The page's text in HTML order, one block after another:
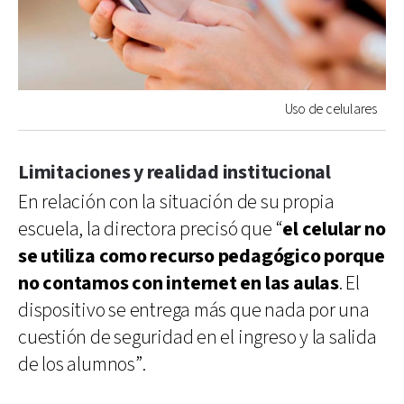
Uso de celulares
Limitaciones y realidad institucional
En relación con la situación de su propia
escuela, la directora precisó que “el celular no
se utiliza como recurso pedagógico porque
no contamos con internet en las aulas. El
dispositivo se entrega más que nada por una
cuestión de seguridad en el ingreso y la salida
de los alumnos”.